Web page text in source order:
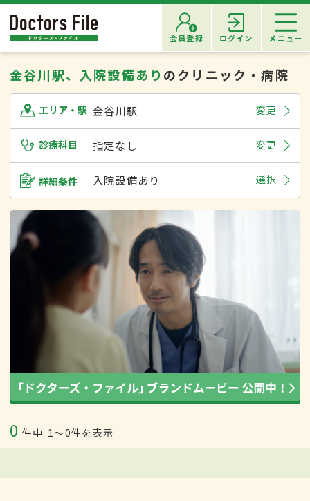
会員登録 ログイン メニュー
金谷川駅、入院設備あり のクリニック・病院
エリア・駅 金谷川駅 変更
診療科目 指定なし 変更
詳細条件 入院設備あり 選択
0 件中 1〜0件を表示